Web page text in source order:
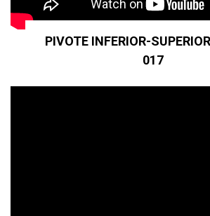
PIVOTE INFERIOR-
017